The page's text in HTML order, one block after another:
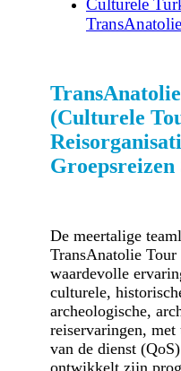
(Culturele
Groepsreizen
De meertalige
TransAnatolie Tour
waardevolle
culturele,
archeologische,
reiservaringen,
van de dienst